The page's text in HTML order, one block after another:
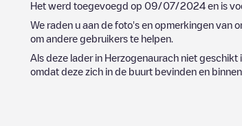
Het werd toegevoegd op 09/07/2024 en is
We raden u aan de foto's en opmerkingen van
om andere gebruikers te helpen.
Als deze lader in Herzogenaurach niet geschikt
omdat deze zich in de buurt bevinden en binnen